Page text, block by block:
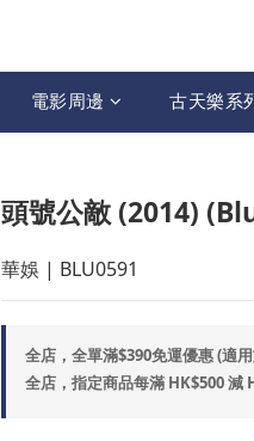
電影周邊 古天樂系
頭號公敵 (2014)
華娛 | BLU0591
全店，全單滿$390免運優惠 (適
全店，指定商品每滿 HK$500 減